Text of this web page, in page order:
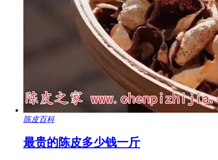
陈皮百科
最贵的陈皮多少钱一斤